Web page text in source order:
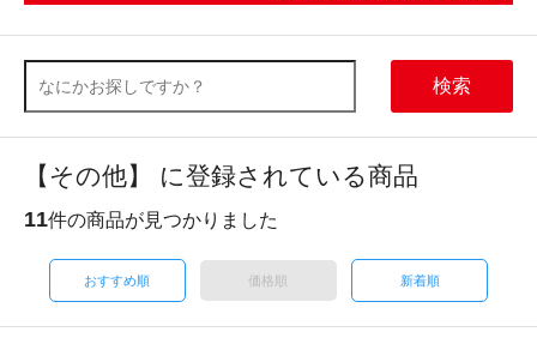
検索
【その他】 に登録されている商品
11件の商品が見つかりました
おすすめ順 価格順 新着順